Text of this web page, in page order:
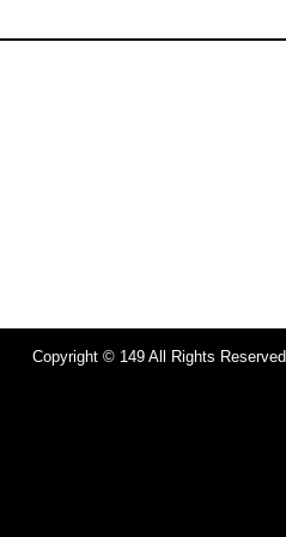
Copyright © 149 All Rights Reserved.